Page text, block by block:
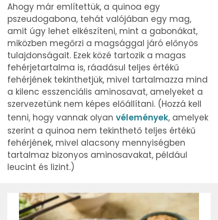
Ahogy már említettük, a quinoa egy
pszeudogabona, tehát valójában egy mag,
amit úgy lehet elkészíteni, mint a gabonákat,
miközben megőrzi a magsággal járó előnyös
tulajdonságait. Ezek közé tartozik a magas
fehérjetartalma is, ráadásul teljes értékű
fehérjének tekinthetjük, mivel tartalmazza mind
a kilenc esszenciális aminosavat, amelyeket a
szervezetünk nem képes előállítani. (Hozzá kell
tenni, hogy vannak olyan vélemények, amelyek
szerint a quinoa nem tekinthető teljes értékű
fehérjének, mivel alacsony mennyiségben
tartalmaz bizonyos aminosavakat, például
leucint és lizint.)